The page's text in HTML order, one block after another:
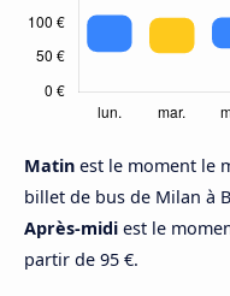
Matin est le moment le
billet de bus de Milan à
Après-midi est le
partir de 95 €.